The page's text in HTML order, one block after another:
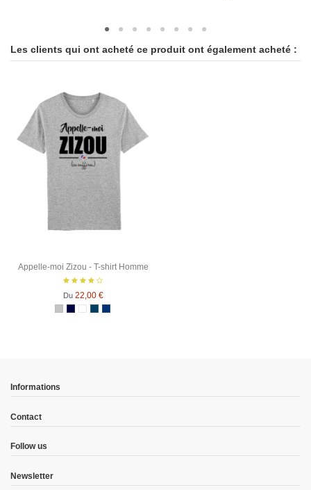
Les clients qui ont acheté ce produit ont également acheté :
Appelle-moi Zizou - T-shirt Homme
Du 22,00 €
Gris Chiné
Bleu Marine
BlancDenimBleu Marine Chiné
Informations
Contact
Follow us
Newsletter